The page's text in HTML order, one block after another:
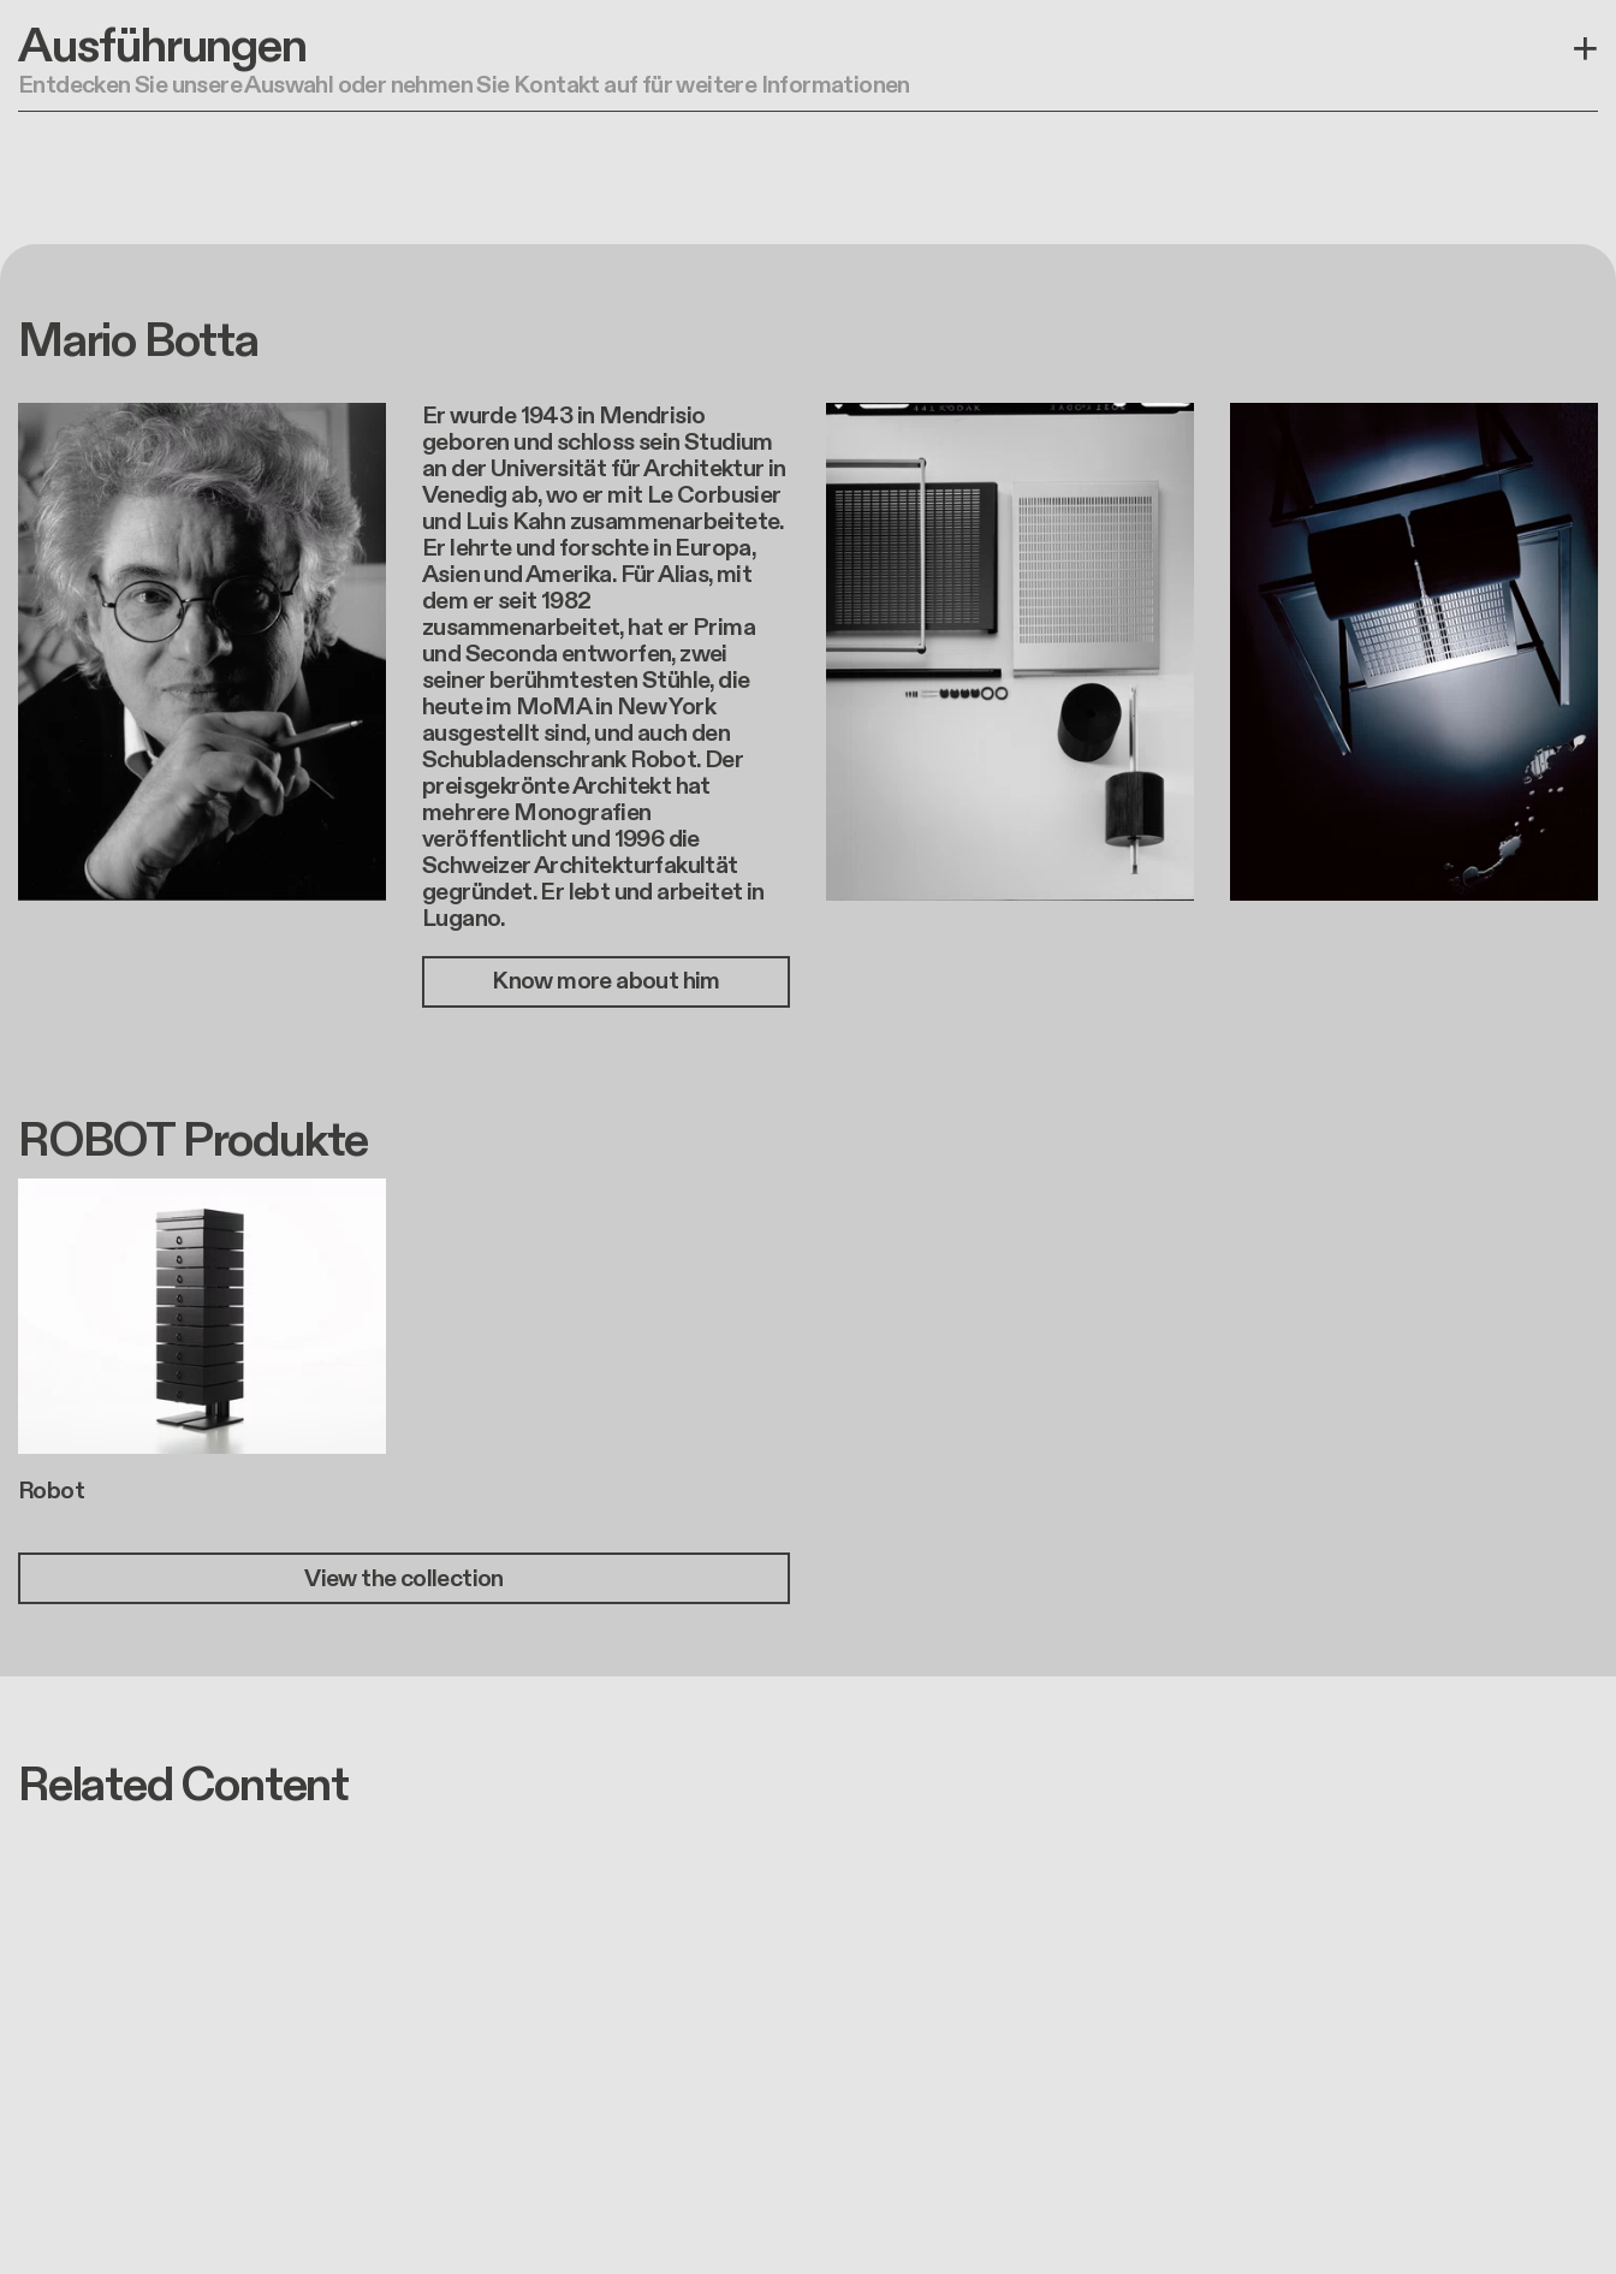
Ausführungen
Entdecken Sie unsere Auswahl oder nehmen Sie Kontakt auf für weitere Informationen
Mario Botta
Er wurde 1943 in Mendrisio
geboren und schloss sein Studium
an der Universität für Architektur in
Venedig ab, wo er mit Le Corbusier
und Luis Kahn zusammenarbeitete.
Er lehrte und forschte in Europa,
Asien und Amerika. Für Alias, mit
dem er seit 1982
zusammenarbeitet, hat er Prima
und Seconda entworfen, zwei
seiner berühmtesten Stühle, die
heute im MoMA in New York
ausgestellt sind, und auch den
Schubladenschrank Robot. Der
preisgekrönte Architekt hat
mehrere Monografien
veröffentlicht und 1996 die
Schweizer Architekturfakultät
gegründet. Er lebt und arbeitet in
Lugano.
Know more about him
ROBOT Produkte
Robot
View the collection
Related Content